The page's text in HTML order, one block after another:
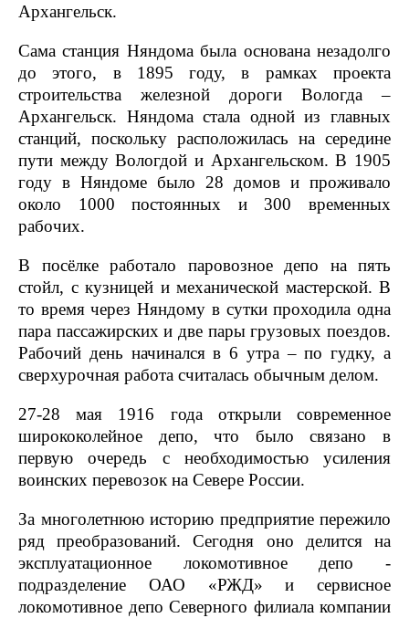
Архангельск.
Сама станция Няндома была основана незадолго
до этого, в 1895 году, в рамках проекта
строительства железной дороги Вологда –
Архангельск. Няндома стала одной из главных
станций, поскольку расположилась на середине
пути между Вологдой и Архангельском. В 1905
году в Няндоме было 28 домов и проживало
около 1000 постоянных и 300 временных
рабочих.
В посёлке работало паровозное депо на пять
стойл, с кузницей и механической мастерской. В
то время через Няндому в сутки проходила одна
пара пассажирских и две пары грузовых поездов.
Рабочий день начинался в 6 утра – по гудку, а
сверхурочная работа считалась обычным делом.
27-28 мая 1916 года открыли современное
ширококолейное депо, что было связано в
первую очередь с необходимостью усиления
воинских перевозок на Севере России.
За многолетнюю историю предприятие пережило
ряд преобразований. Сегодня оно делится на
эксплуатационное локомотивное депо -
подразделение ОАО «РЖД» и сервисное
локомотивное депо Северного филиала компании